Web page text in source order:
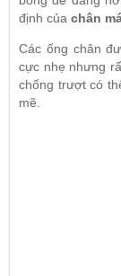
định của chân
Các ống chân
cực nhẹ nhưng
chống trượt có
mẽ.